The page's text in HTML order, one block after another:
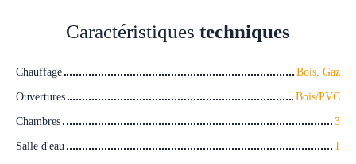
Caractéristiques techniques
Chauffage
Bois, Gaz
Ouvertures
Bois/PVC
Chambres
3
Salle d'eau
1